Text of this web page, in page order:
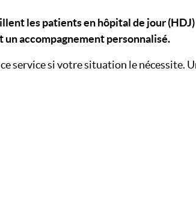
les patients en hôpital de jour
accompagnement personnalisé.
service si votre situation le nécessite.